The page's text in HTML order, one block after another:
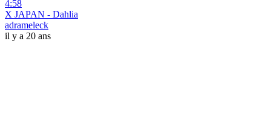
4:58
X JAPAN - Dahlia
adrameleck
il y a 20 ans